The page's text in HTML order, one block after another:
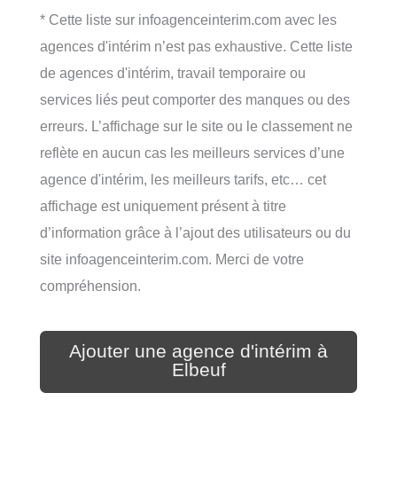
* Cette liste sur infoagenceinterim.com avec les
agences d'intérim n’est pas exhaustive. Cette liste
de agences d'intérim, travail temporaire ou
services liés peut comporter des manques ou des
erreurs. L’affichage sur le site ou le classement ne
reflète en aucun cas les meilleurs services d’une
agence d'intérim, les meilleurs tarifs, etc… cet
affichage est uniquement présent à titre
d’information grâce à l’ajout des utilisateurs ou du
site infoagenceinterim.com. Merci de votre
compréhension.
Ajouter une agence d'intérim à
Elbeuf